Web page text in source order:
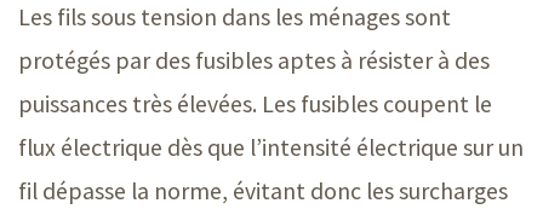
Les fils sous tension dans les ménages sont
protégés par des fusibles aptes à résister à des
puissances très élevées. Les fusibles coupent le
flux électrique dès que l’intensité électrique sur un
fil dépasse la norme, évitant donc les surcharges